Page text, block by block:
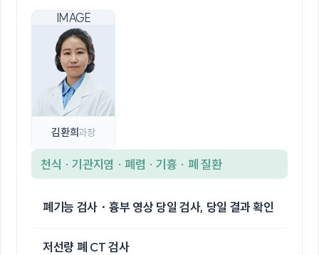
김환희과장
천식 · 기관지염 · 폐렴 · 기흉 · 폐 질환
폐기능 검사 · 흉부 영상 당일 검사, 당일 결과 확인
저선량 폐 CT 검사